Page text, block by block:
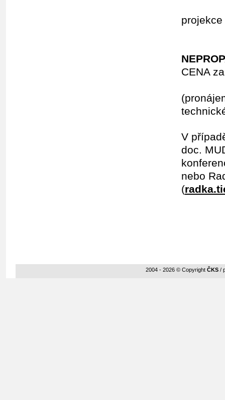
CENA
V
doc.
nebo
(
2004 - 2026 © Copyright ČKS /